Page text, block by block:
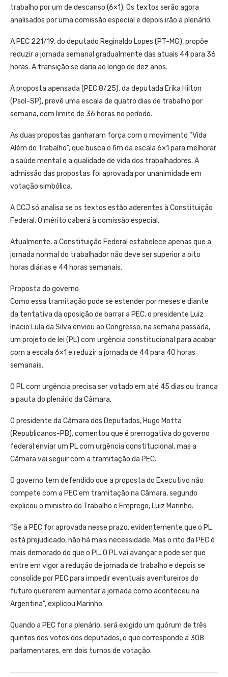
trabalho por um de descanso (6×1). Os textos serão agora
analisados por uma comissão especial e depois irão a plenário.
A PEC 221/19, do deputado Reginaldo Lopes (PT-MG), propõe
reduzir a jornada semanal gradualmente das atuais 44 para 36
horas. A transição se daria ao longo de dez anos.
A proposta apensada (PEC 8/25), da deputada Erika Hilton
(Psol-SP), prevê uma escala de quatro dias de trabalho por
semana, com limite de 36 horas no período.
As duas propostas ganharam força com o movimento “Vida
Além do Trabalho”, que busca o fim da escala 6×1 para melhorar
a saúde mental e a qualidade de vida dos trabalhadores. A
admissão das propostas foi aprovada por unanimidade em
votação simbólica.
A CCJ só analisa se os textos estão aderentes à Constituição
Federal. O mérito caberá à comissão especial.
Atualmente, a Constituição Federal estabelece apenas que a
jornada normal do trabalhador não deve ser superior a oito
horas diárias e 44 horas semanais.
Proposta do governo
Como essa tramitação pode se estender por meses e diante
da tentativa da oposição de barrar a PEC, o presidente Luiz
Inácio Lula da Silva enviou ao Congresso, na semana passada,
um projeto de lei (PL) com urgência constitucional para acabar
com a escala 6×1 e reduzir a jornada de 44 para 40 horas
semanais.
O PL com urgência precisa ser votado em até 45 dias ou tranca
a pauta do plenário da Câmara.
O presidente da Câmara dos Deputados, Hugo Motta
(Republicanos-PB), comentou que é prerrogativa do governo
federal enviar um PL com urgência constitucional, mas a
Câmara vai seguir com a tramitação da PEC.
O governo tem defendido que a proposta do Executivo não
compete com a PEC em tramitação na Câmara, segundo
explicou o ministro do Trabalho e Emprego, Luiz Marinho.
“Se a PEC for aprovada nesse prazo, evidentemente que o PL
está prejudicado, não há mais necessidade. Mas o rito da PEC é
mais demorado do que o PL. O PL vai avançar e pode ser que
entre em vigor a redução de jornada de trabalho e depois se
consolide por PEC para impedir eventuais aventureiros do
futuro quererem aumentar a jornada como aconteceu na
Argentina”, explicou Marinho.
Quando a PEC for a plenário, será exigido um quórum de três
quintos dos votos dos deputados, o que corresponde a 308
parlamentares, em dois turnos de votação.